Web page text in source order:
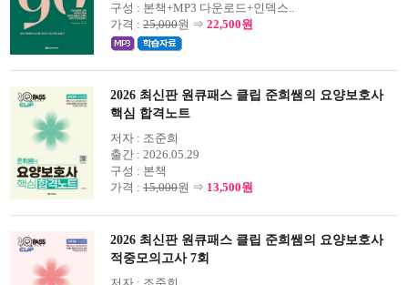
구성 : 본책+MP3 다운로드+인덱스..
가격 : 25,000원 ⇒ 22,500원
2026 최신판 원큐패스 클립 준희쌤의 요양보호사
핵심 합격노트
저자 : 조준희
출간 : 2026.05.29
구성 : 본책
가격 : 15,000원 ⇒ 13,500원
2026 최신판 원큐패스 클립 준희쌤의 요양보호사
적중모의고사 7회